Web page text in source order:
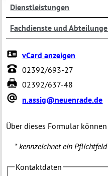
Dienstleistungen
Fachdienste und
vCard anzeigen
02392/693-27
02392/637-48
n.assig@neuenrade.de
Über dieses Formular
* kennzeichnet ein Pflichtfeld
Kontaktdaten